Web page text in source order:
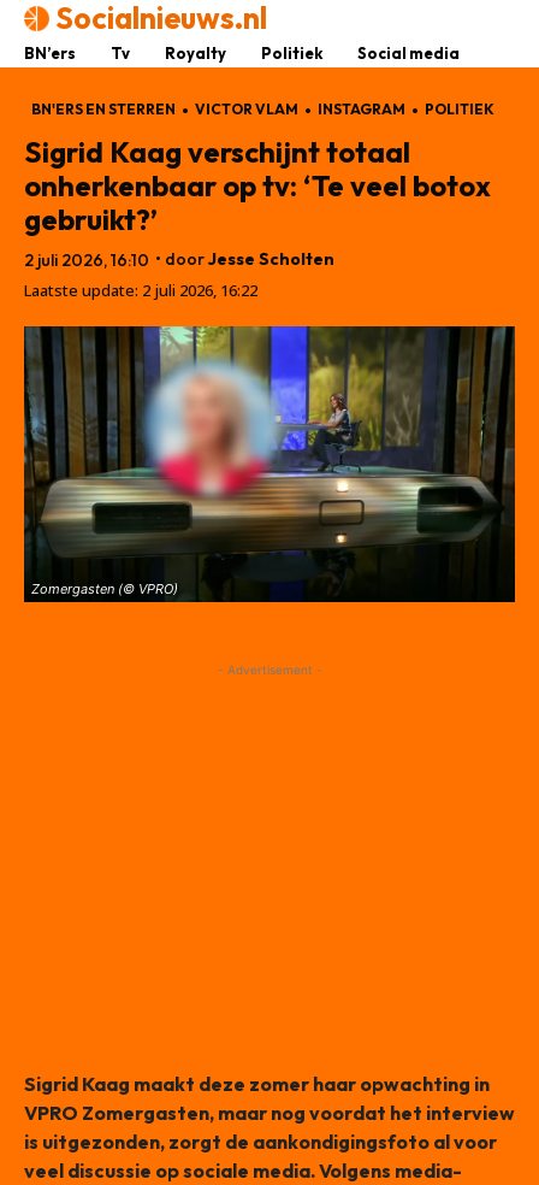
Socialnieuws.nl
BN’ers Tv Royalty Politiek Social media
BN'ERS EN STERREN VICTOR VLAM INSTAGRAM POLITIEK
Sigrid Kaag verschijnt totaal
onherkenbaar op tv: ‘Te veel botox
gebruikt?’
2 juli 2026, 16:10 • doorJesse Scholten
Laatste update: 2 juli 2026, 16:22
Zomergasten (© VPRO)
- Advertisement -
Sigrid Kaag maakt deze zomer haar opwachting in
VPRO Zomergasten, maar nog voordat het interview
is uitgezonden, zorgt de aankondigingsfoto al voor
veel discussie op sociale media. Volgens media-